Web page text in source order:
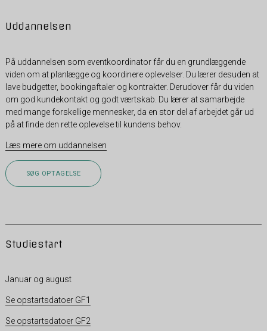
Uddannelsen
På uddannelsen som eventkoordinator får du en grundlæggende
viden om at planlægge og koordinere oplevelser. Du lærer desuden at
lave budgetter, bookingaftaler og kontrakter. Derudover får du viden
om god kundekontakt og godt værtskab. Du lærer at samarbejde
med mange forskellige mennesker, da en stor del af arbejdet går ud
på at finde den rette oplevelse til kundens behov.
Læs mere om uddannelsen
SØG OPTAGELSE
Studiestart
Januar og august
Se opstartsdatoer GF1
Se opstartsdatoer GF2